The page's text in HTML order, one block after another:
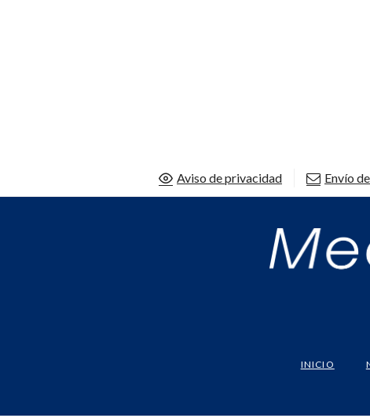
Aviso de privacidad Envío
INICIO